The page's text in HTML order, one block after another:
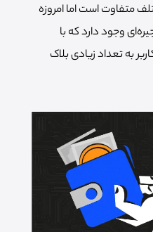
متفاوت است اما امروزه
وجود دارد که با
به تعداد زیادی بلاک